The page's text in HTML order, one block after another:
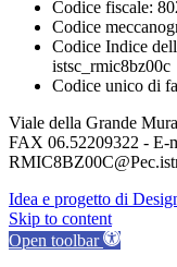
Codice fiscale:
Codice
Codice Indice
istsc_rmic8bz00c
Codice unico di
Viale della Grande
FAX 06.52209322 - E-
Idea e progetto di
Skip to content
Open toolbar